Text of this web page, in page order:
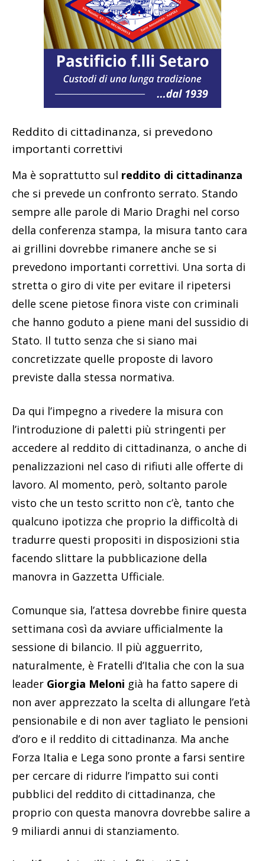
Reddito di cittadinanza, si prevedono
importanti correttivi
Ma è soprattutto sul reddito di cittadinanza
che si prevede un confronto serrato. Stando
sempre alle parole di Mario Draghi nel corso
della conferenza stampa, la misura tanto cara
ai grillini dovrebbe rimanere anche se si
prevedono importanti correttivi. Una sorta di
stretta o giro di vite per evitare il ripetersi
delle scene pietose finora viste con criminali
che hanno goduto a piene mani del sussidio di
Stato. Il tutto senza che si siano mai
concretizzate quelle proposte di lavoro
previste dalla stessa normativa.
Da qui l’impegno a rivedere la misura con
l’introduzione di paletti più stringenti per
accedere al reddito di cittadinanza, o anche di
penalizzazioni nel caso di rifiuti alle offerte di
lavoro. Al momento, però, soltanto parole
visto che un testo scritto non c’è, tanto che
qualcuno ipotizza che proprio la difficoltà di
tradurre questi propositi in disposizioni stia
facendo slittare la pubblicazione della
manovra in Gazzetta Ufficiale.
Comunque sia, l’attesa dovrebbe finire questa
settimana così da avviare ufficialmente la
sessione di bilancio. Il più agguerrito,
naturalmente, è Fratelli d’Italia che con la sua
leader Giorgia Meloni già ha fatto sapere di
non aver apprezzato la scelta di allungare l’età
pensionabile e di non aver tagliato le pensioni
d’oro e il reddito di cittadinanza. Ma anche
Forza Italia e Lega sono pronte a farsi sentire
per cercare di ridurre l’impatto sui conti
pubblici del reddito di cittadinanza, che
proprio con questa manovra dovrebbe salire a
9 miliardi annui di stanziamento.